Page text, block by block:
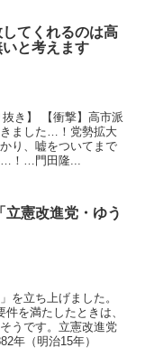
てくれるのは高
と考えます
き】 【衝撃】高市派
ました…！党勢拡大
り、嘘をついてまで
…！…門田隆...
立憲改進党・ゆう
を立ち上げました。
を満たしたときは、
うです。立憲改進党
年（明治15年）